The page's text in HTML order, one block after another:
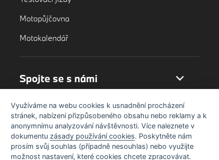
Motopůjčovna
Motokalendář
Spojte se s námi
Využíváme na webu cookies k usnadnění procházení
stránek, nabízení přizpůsobeného obsahu nebo reklamy a k
anonymnímu analyzování návštěvnosti. Více naleznete v
dokumentu zásady používání cookies. Poskytněte nám
prosím svůj souhlas (případně nesouhlas) nebo využijte
možnost nastavení, které cookies chcete zpracovávat.